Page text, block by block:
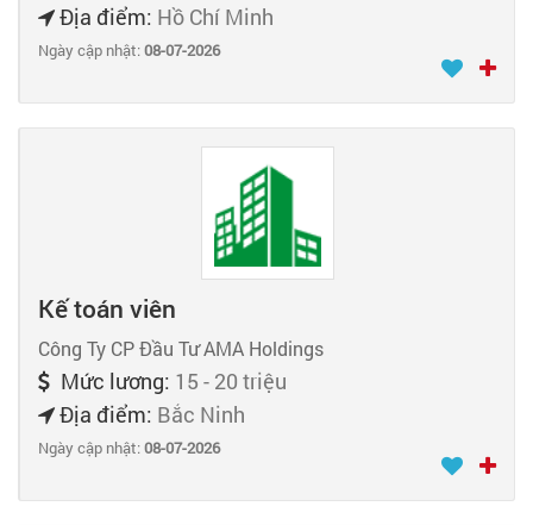
Địa điểm: Hồ Chí Minh
Ngày cập nhật:08-07-2026
Kế toán viên
Công Ty CP Đầu Tư AMA Holdings
Mức lương: 15 - 20 triệu
Địa điểm: Bắc Ninh
Ngày cập nhật:08-07-2026